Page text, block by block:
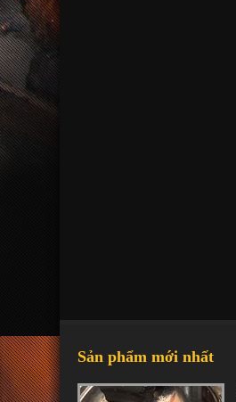
Sản phẩm mới nhất